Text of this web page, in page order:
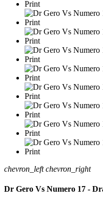
chevron_left chevron_right
Dr Gero Vs Numero 17 -